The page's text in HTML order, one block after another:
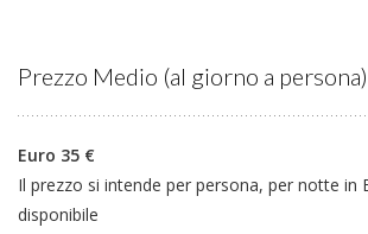
Prezzo Medio (al giorno a persona)
Euro 35 €
Il prezzo si intende per persona, per notte in
disponibile